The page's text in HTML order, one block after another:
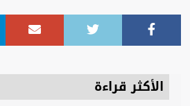
الأكثر قراءة